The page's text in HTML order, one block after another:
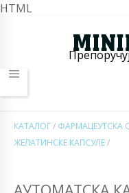
HTML
КАТАЛОГ/ ФАРМАЦЕУТСКА
ЖЕЛАТИНСКЕ КАПСУЛЕ/